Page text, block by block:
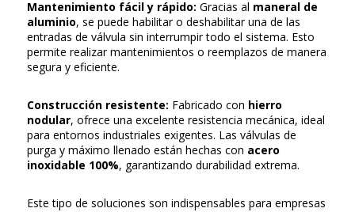
Mantenimiento fácil y rápido: Gracias al maneral de
aluminio, se puede habilitar o deshabilitar una de las
entradas de válvula sin interrumpir todo el sistema. Esto
permite realizar mantenimientos o reemplazos de manera
segura y eficiente.
Construcción resistente: Fabricado con hierro
nodular, ofrece una excelente resistencia mecánica, ideal
para entornos industriales exigentes. Las válvulas de
purga y máximo llenado están hechas con acero
inoxidable 100%, garantizando durabilidad extrema.
Este tipo de soluciones son indispensables para empresas